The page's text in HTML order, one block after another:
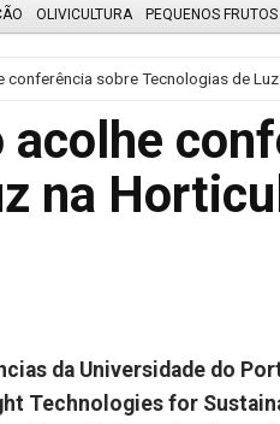
OLIVICULTURA PEQUENOS FRUTOS
conferência sobre Tecnologias de
acolhe
na
da Universidade do
Technologies for